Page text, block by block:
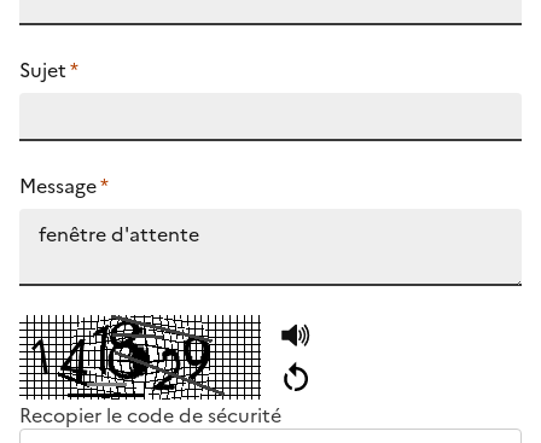
Sujet*
Message*
Recopier le code de sécurité